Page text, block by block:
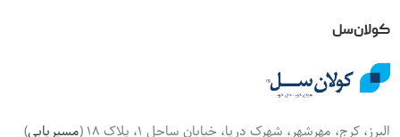
کولان‌سل
البرز، کرج، مهرشهر، شهرک دریا، خیابان ساحل 1، پلاک 18 ( مسیریابی)